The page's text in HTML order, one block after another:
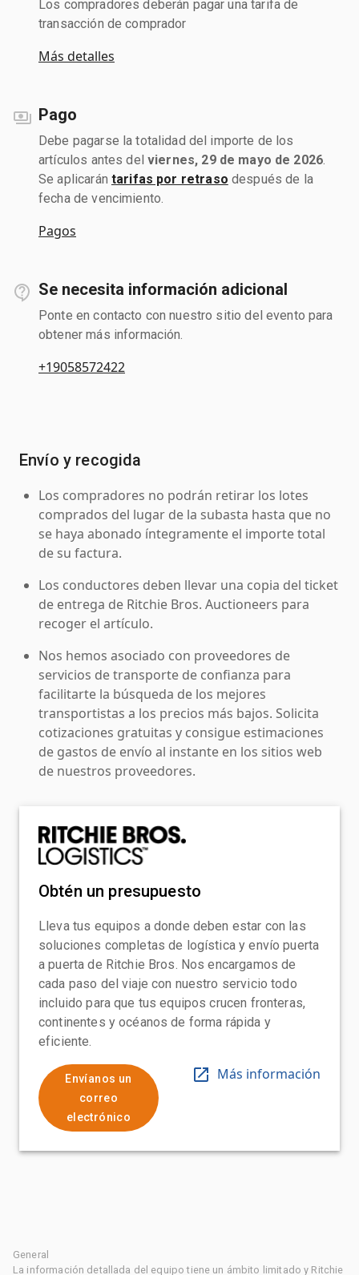
Los compradores deberán pagar una tarifa de
transacción de comprador
Más detalles
Pago
Debe pagarse la totalidad del importe de los
artículos antes del viernes, 29 de mayo de 2026
Se aplicarán tarifas por retraso después de la
fecha de vencimiento.
Pagos
Se necesita información adicional
Ponte en contacto con nuestro sitio del evento para
obtener más información.
+19058572422
Envío y recogida
Los compradores no podrán retirar los lotes
comprados del lugar de la subasta hasta que no
se haya abonado íntegramente el importe total
de su factura.
Los conductores deben llevar una copia del ticket
de entrega de Ritchie Bros. Auctioneers para
recoger el artículo.
Nos hemos asociado con proveedores de
servicios de transporte de confianza para
facilitarte la búsqueda de los mejores
transportistas a los precios más bajos. Solicita
cotizaciones gratuitas y consigue estimaciones
de gastos de envío al instante en los sitios web
de nuestros proveedores.
Obtén un presupuesto
Lleva tus equipos a donde deben estar con las
soluciones completas de logística y envío puerta
a puerta de Ritchie Bros. Nos encargamos de
cada paso del viaje con nuestro servicio todo
incluido para que tus equipos crucen fronteras,
continentes y océanos de forma rápida y
eficiente.
Envíanos un
correo
electrónico
Más información
General
La información detallada del equipo tiene un ámbito limitado y Ritchie